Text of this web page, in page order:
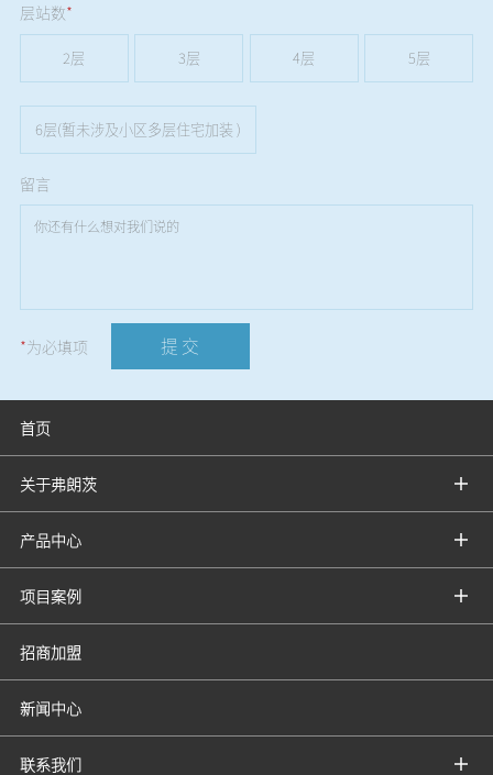
层站数*
2层 3层 4层 5层
6层(暂未涉及小区多层住宅加装 )
留言
*为必填项 提 交
首页
关于弗朗茨
产品中心
项目案例
招商加盟
新闻中心
联系我们